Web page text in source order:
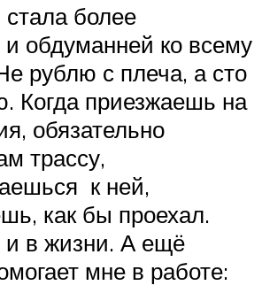
более
обдуманней ко всему
рублю с плеча, а сто
Когда приезжаешь на
обязательно
трассу,
к ней,
как бы проехал.
и в жизни. А ещё
мне в работе: